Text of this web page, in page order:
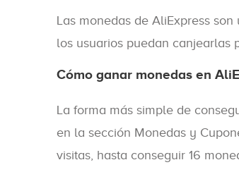
Las monedas de AliExpress
los usuarios puedan canjearlas
Cómo ganar monedas en
La forma más simple de
en la sección Monedas y
visitas, hasta conseguir 16